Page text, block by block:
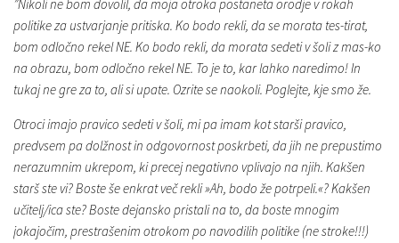
”Nikoli ne bom dovolil, da moja otroka postaneta orodje v rokah
politike za ustvarjanje pritiska. Ko bodo rekli, da se morata tes-tirat,
bom odločno rekel NE. Ko bodo rekli, da morata sedeti v šoli z mas-ko
na obrazu, bom odločno rekel NE. To je to, kar lahko naredimo! In
tukaj ne gre za to, ali si upate. Ozrite se naokoli. Poglejte, kje smo že.
Otroci imajo pravico sedeti v šoli, mi pa imam kot starši pravico,
predvsem pa dolžnost in odgovornost poskrbeti, da jih ne prepustimo
nerazumnim ukrepom, ki precej negativno vplivajo na njih. Kakšen
starš ste vi? Boste še enkrat več rekli »Ah, bodo že potrpeli.«? Kakšen
učitelj/ica ste? Boste dejansko pristali na to, da boste mnogim
jokajočim, prestrašenim otrokom po navodilih politike (ne stroke!!!)